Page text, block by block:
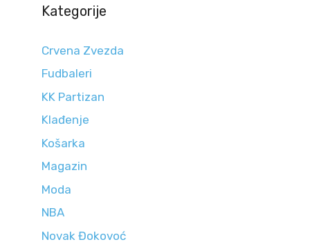
Kategorije
Crvena Zvezda
Fudbaleri
KK Partizan
Klađenje
Košarka
Magazin
Moda
NBA
Novak Đokovoć